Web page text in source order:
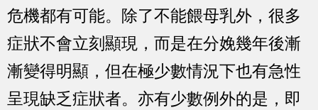
危機都有可能。除了不能餵母乳外，很多
症狀不會立刻顯現，而是在分娩幾年後漸
漸變得明顯，但在極少數情況下也有急性
呈現缺乏症狀者。亦有少數例外的是，即